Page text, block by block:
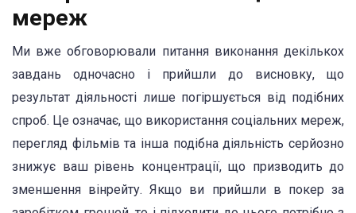
мереж
Ми вже обговорювали питання виконання декількох
завдань одночасно і прийшли до висновку, що
результат діяльності лише погіршується від подібних
спроб. Це означає, що використання соціальних мереж,
перегляд фільмів та інша подібна діяльність серйозно
знижує ваш рівень концентрації, що призводить до
зменшення вінрейту. Якщо ви прийшли в покер за